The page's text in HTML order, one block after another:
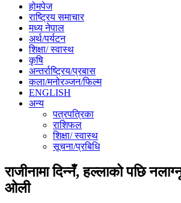
होमपेज
राष्ट्रिय समाचार
मध्य नेपाल
अर्थ/पर्यटन
शिक्षा/ स्वास्थ
कृषि
अन्तर्राष्ट्रिय/प्रबास
कला/मनोरञ्जन/फिल्म
ENGLISH
अन्य
पत्रपत्रिका
राशिफल
शिक्षा/ स्वास्थ
सूचना/प्रबिधि
राजीनामा दिन्नँ, हल्लाको पछि
ओली